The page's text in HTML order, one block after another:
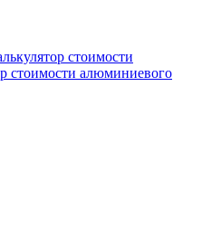
стоимости
стоимости алюминиевого